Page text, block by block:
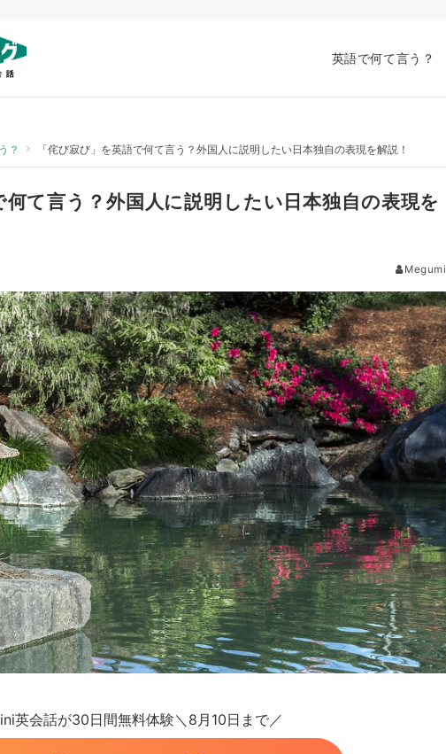
英語で何て言う？
？ 「侘び寂び」を英語で何て言う？外国人に説明したい日本独自の表現を解説！
何て言う？外国人に説明したい日本独自の表現を
Megumi
英会話が30日間無料体験＼8月10日まで／